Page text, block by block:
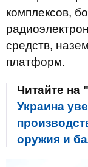
комплексов,
средств,
платформ.
Читайте на
Украина
оружия и